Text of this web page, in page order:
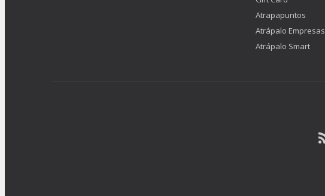
Atrapapuntos
Atrápalo Empresas
Atrápalo Smart